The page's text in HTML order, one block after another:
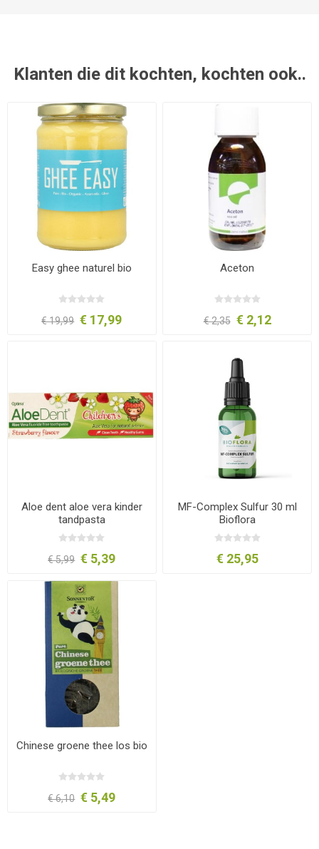
Klanten die dit kochten, kochten ook..
Easy ghee naturel bio
€ 19,99 € 17,99
Aceton
€ 2,35 € 2,12
Aloe dent aloe vera kinder
tandpasta
€ 5,99 € 5,39
MF-Complex Sulfur 30 ml
Bioflora
€ 25,95
Chinese groene thee los bio
€ 6,10 € 5,49